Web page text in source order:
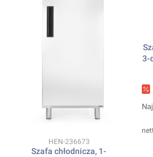
Kod produktu
HEN-236673
Szafa chłodnicza, 1-
3-